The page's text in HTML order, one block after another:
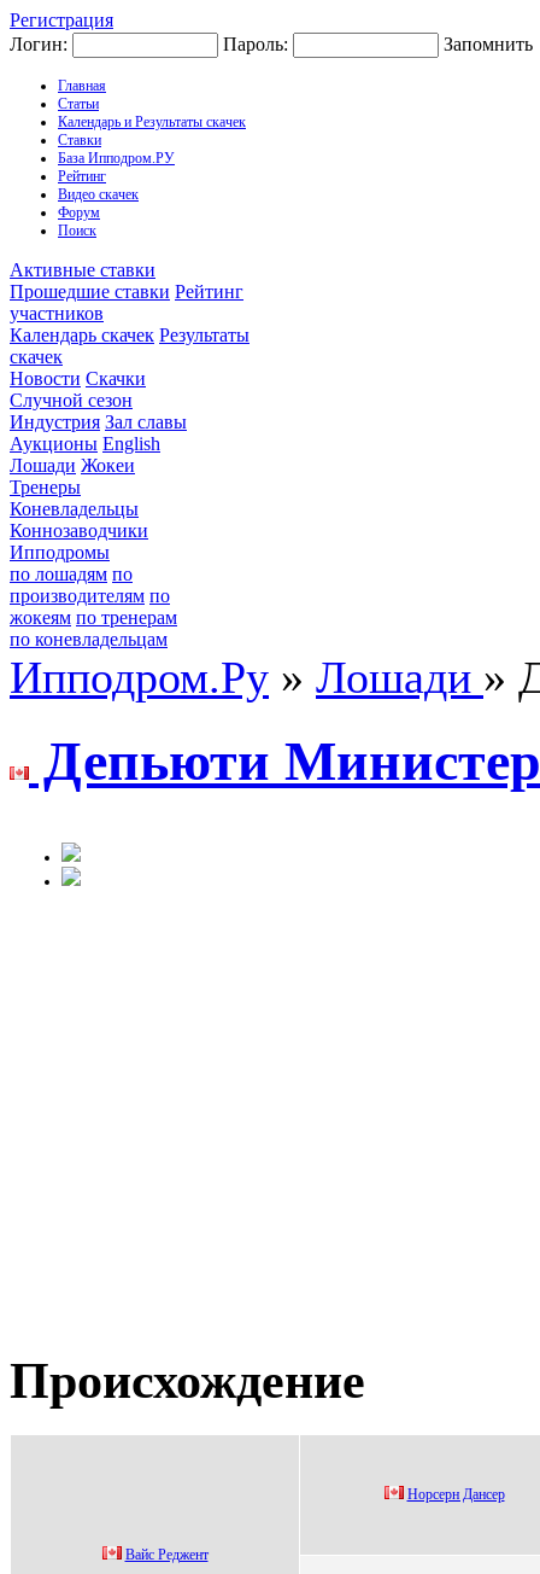
Регистрация
Логин:
Пароль: Запомнить
Главная
Статьи
Календарь и Результаты скачек
Ставки
База Ипподром.РУ
Рейтинг
Видео скачек
Форум
Поиск
Активные ставки
Прошедшие ставки Рейтинг
участников
Календарь скачек Результаты
скачек
Новости Скачки
Случной сезон
Индустрия Зал славы
Аукционы English
Лошади Жокеи
Тренеры
Коневладельцы
Коннозаводчики
Ипподромы
по лошадям по
производителям по
жокеям по тренерам
по коневладельцам
Ипподром.Ру » Лошади »
Депьюти Миниcтер
Происхождение
Baйc Реджент
Hоpсepн Дaнсep